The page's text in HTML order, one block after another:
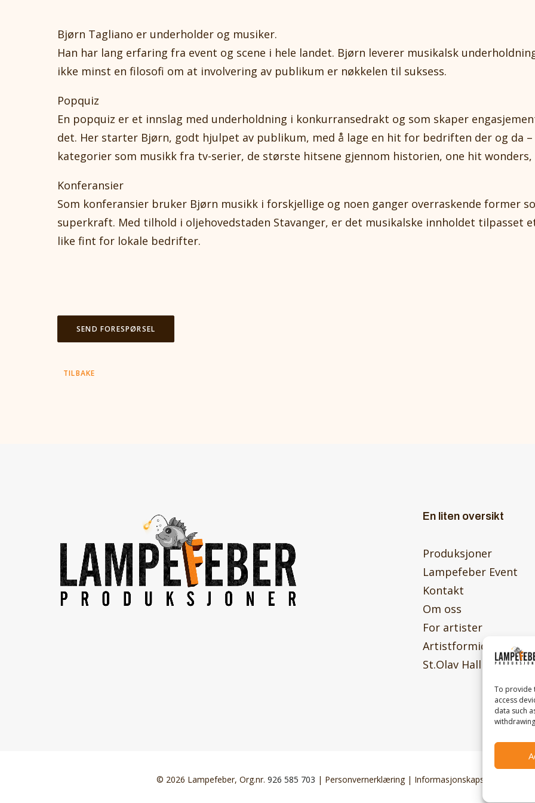
To provide
access
data such
Bjørn Tagliano er underholder og musiker.
Han har lang erfaring fra event og scene i hele landet. Bjørn leverer musikalsk
ikke minst en filosofi om at involvering av publikum er nøkkelen til suksess.
Popquiz
En popquiz er et innslag med underholdning i konkurransedrakt og som skaper
det. Her starter Bjørn, godt hjulpet av publikum, med å lage en hit for bedriften der og da
kategorier som musikk fra tv-serier, de største hitsene gjennom historien, one hit wonders,
Konferansier
Som konferansier bruker Bjørn musikk i forskjellige og noen ganger overraskende former
superkraft. Med tilhold i oljehovedstaden Stavanger, er det musikalske innholdet tilpasset
like fint for lokale bedrifter.
SEND FORESPØRSEL
TILBAKE
En liten oversikt
Produksjoner
Lampefeber Event
Kontakt
Om oss
For artister
Artistformidling
St.Olav Hall
© 2026 Lampefeber, Org.nr. 926 585 703 | Personvernerklæring| Informasjonskapsler